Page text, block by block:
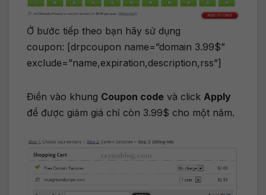
Ở bước tiếp theo bạn hãy sử dụng
coupon: [drpcoupon name=”domain 3.99$”
exclude=”name,expiration,description,rss”]
Điền vào khung Coupon code và click Apply
để được giảm giá chỉ còn 3.99$ cho một năm.